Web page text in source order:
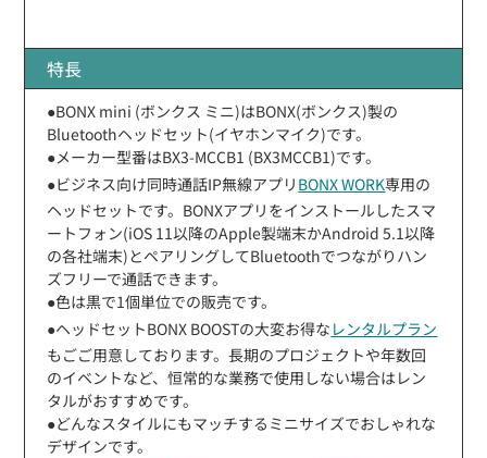
特長
●BONX mini (ボンクス ミニ)はBONX(ボンクス)製の
Bluetoothヘッドセット(イヤホンマイク)です。
●メーカー型番はBX3-MCCB1 (BX3MCCB1)です。
●ビジネス向け同時通話IP無線アプリ BONX WORK専用の
ヘッドセットです。BONXアプリをインストールしたスマ
ートフォン(iOS 11以降のApple製端末かAndroid 5.1以降
の各社端末)とペアリングしてBluetoothでつながりハン
ズフリーで通話できます。
●色は黒で1個単位での販売です。
●ヘッドセットBONX BOOSTの大変お得な レンタルプラン
もごご用意しております。長期のプロジェクトや年数回
のイベントなど、恒常的な業務で使用しない場合はレン
タルがおすすめです。
●どんなスタイルにもマッチするミニサイズでおしゃれな
デザインです。